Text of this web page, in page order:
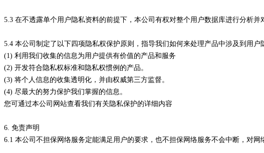
5.3 在不透露单个用户隐私资料的前提下，本公司有权对整个用户数据库进行分析并
5.4 本公司制定了以下四项隐私权保护原则，指导我们如何来处理产品中涉及到用户
(1) 利用我们收集的信息为用户提供有价值的产品和服务
(2) 开发符合隐私权标准和隐私权惯例的产品。
(3) 将个人信息的收集透明化，并由权威第三方监督。
(4) 尽最大的努力保护我们掌握的信息。
您可通过本公司网站查看我们有关隐私保护的详细内容
6. 免责声明
6.1 本公司不担保网络服务定能满足用户的要求，也不担保网络服务不会中断，对网